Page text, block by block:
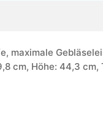
maximale
cm, Höhe: 44,3 cm,